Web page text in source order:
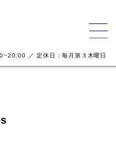
／ 定休日：毎月第３木曜日